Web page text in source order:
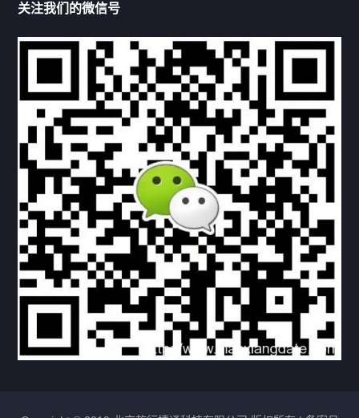
机构链接
联系方式 关于我们
下载与支持
资料下载 视频中心
常见问题
购买流程 版权条款
北京乾行捷通荣获阿里巴巴国际站多项年度荣誉，持续引
领ICT与AI行业发展
2025/12/22 534 新闻中心 信创服务器国产服务器
关注我们的微信号